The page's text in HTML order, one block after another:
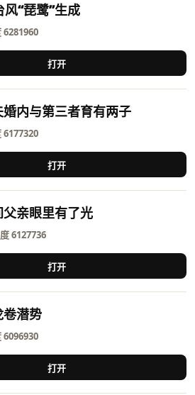
“琵鹭”生成
6281960
打开
内与第三者育有两子
6177320
打开
亲眼里有了光
6127736
打开
卷潜势
6096930
打开